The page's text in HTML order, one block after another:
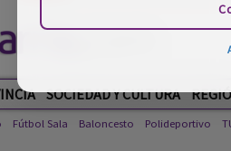
SOCIEDAD Y CULTURA
Fútbol Sala Baloncesto Polideportivo